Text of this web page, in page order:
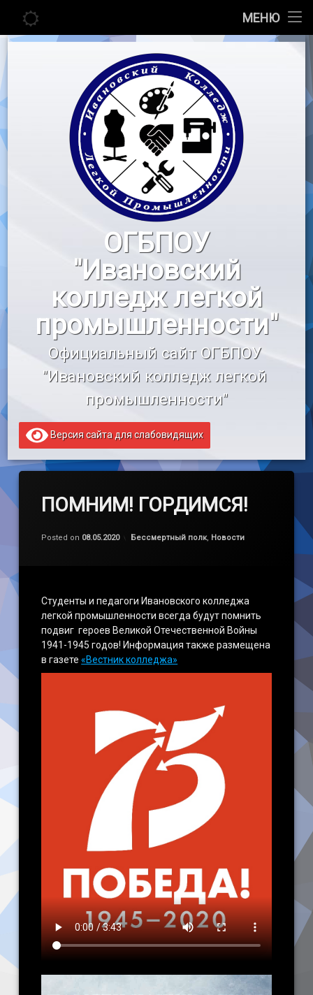
МЕНЮ
Главная
Педагогу
Воспитательная работа
«Профессионалы»
«Профессионалитет»
Образовательный кредит
Перейти
ОГБПОУ
"Ивановский
колледж легкой
промышленности"
Официальный сайт ОГБПОУ
"Ивановский колледж легкой
промышленности"
Версия сайта для слабовидящих
ПОМНИМ! ГОРДИМСЯ!
Posted on 08.05.2020
Обновлено на 09.05.2020
by
Категории:
Бессмертный полк, Новости
Студенты и педагоги Ивановского колледжа
легкой промышленности всегда будут помнить
подвиг героев Великой Отечественной Войны
1941-1945 годов! Информация также размещена
в газете«Вестник колледжа»